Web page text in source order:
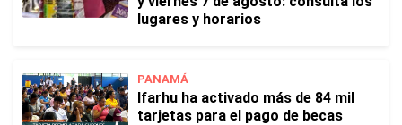
lugares y horarios
PANAMÁ
Ifarhu ha activado más de 84 mil
tarjetas para el pago de becas